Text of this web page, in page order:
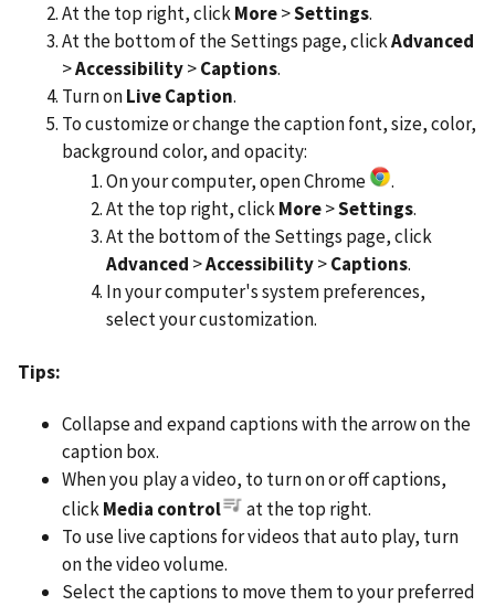
At the top right, clickMore>Settings.
At the bottom of the Settings page, clickAdvanced
>Accessibility>Captions.
Turn onLive Caption.
To customize or change the caption font, size, color,
background color, and opacity:
On your computer, open Chrome
.
At the top right, clickMore>Settings.
At the bottom of the Settings page, click
Advanced >Accessibility>Captions.
In your computer's system preferences,
select your customization.
Tips:
Collapse and expand captions with the arrow on the
caption box.
When you play a video, to turn on or off captions,
clickMedia control
at the top right.
To use live captions for videos that auto play, turn
on the video volume.
Select the captions to move them to your preferred